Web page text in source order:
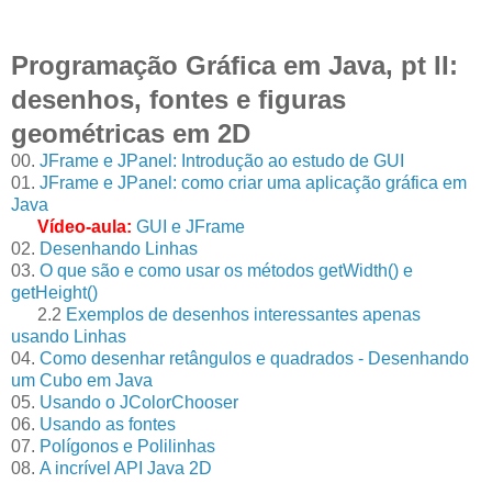
Programação Gráfica em Java, pt II:
desenhos, fontes e figuras
geométricas em 2D
00. JFrame e JPanel: Introdução ao estudo de GUI
01. JFrame e JPanel: como criar uma aplicação gráfica em
Java
Vídeo-aula: GUI e JFrame
02. Desenhando Linhas
03. O que são e como usar os métodos getWidth() e
getHeight()
2.2 Exemplos de desenhos interessantes apenas
usando Linhas
04. Como desenhar retângulos e quadrados - Desenhando
um Cubo em Java
05. Usando o JColorChooser
06. Usando as fontes
07. Polígonos e Polilinhas
08. A incrível API Java 2D